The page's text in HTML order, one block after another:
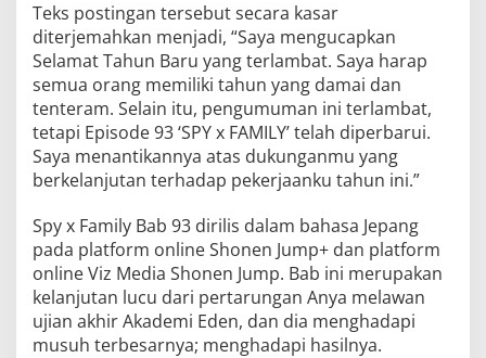
Teks postingan tersebut secara kasar
diterjemahkan menjadi, “Saya mengucapkan
Selamat Tahun Baru yang terlambat. Saya harap
semua orang memiliki tahun yang damai dan
tenteram. Selain itu, pengumuman ini terlambat,
tetapi Episode 93 ‘SPY x FAMILY’ telah diperbarui.
Saya menantikannya atas dukunganmu yang
berkelanjutan terhadap pekerjaanku tahun ini.”
Spy x Family Bab 93 dirilis dalam bahasa Jepang
pada platform online Shonen Jump+ dan platform
online Viz Media Shonen Jump. Bab ini merupakan
kelanjutan lucu dari pertarungan Anya melawan
ujian akhir Akademi Eden, dan dia menghadapi
musuh terbesarnya; menghadapi hasilnya.